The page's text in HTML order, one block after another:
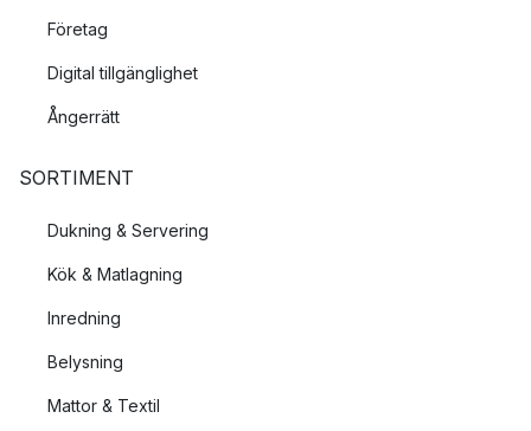
Företag
Digital tillgänglighet
Ångerrätt
SORTIMENT
Dukning & Servering
Kök & Matlagning
Inredning
Belysning
Mattor & Textil